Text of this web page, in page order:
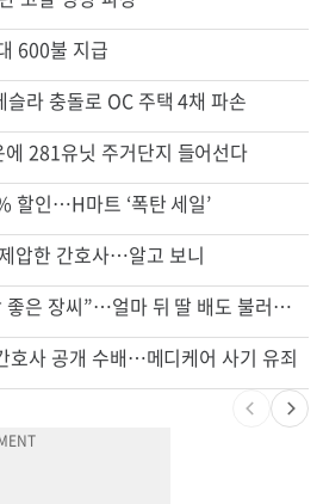
600불 지급
라 충돌로 OC 주택 4채 파손
281유닛 주거단지 들어선다
할인…H마트 ‘폭탄 세일’
압한 간호사…알고 보니
엄마 성폭행한 “사람 좋은 장씨”…얼마 뒤 딸 배도 불러왔다
호사 공개 수배…메디케어 사기 유죄